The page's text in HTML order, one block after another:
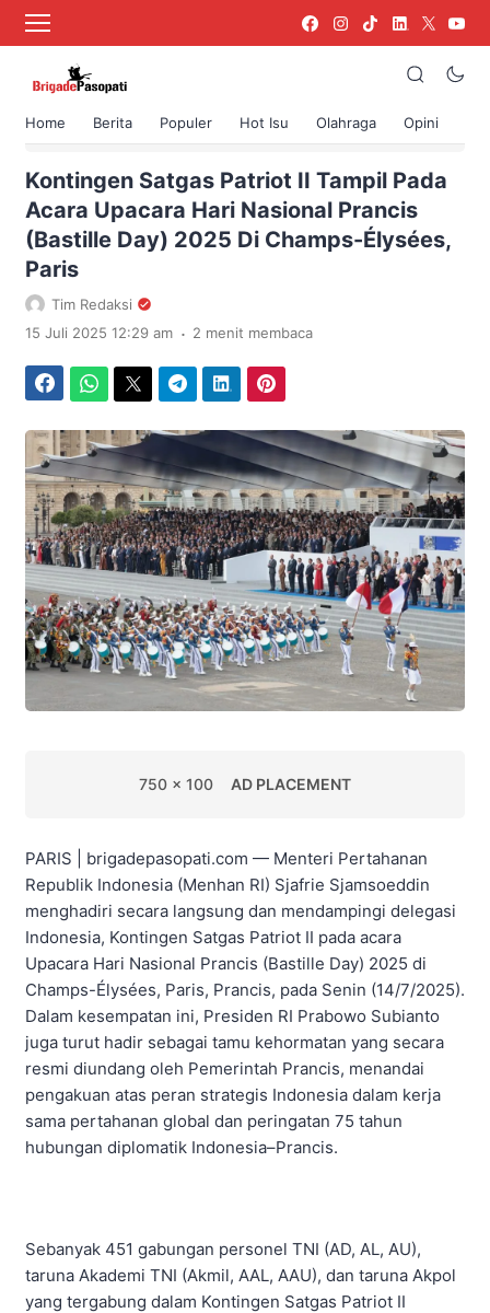
Home Berita Populer Hot Isu Olahraga Opini
›
Kontingen Satgas Patriot II Tampil Pada
Acara Upacara Hari Nasional Prancis
(Bastille Day) 2025 Di Champs-Élysées,
Paris
Tim Redaksi
15 Juli 2025 12:29 am . 2 menit membaca
750 x 100 AD PLACEMENT
PARIS | brigadepasopati.com — Menteri Pertahanan
Republik Indonesia (Menhan RI) Sjafrie Sjamsoeddin
menghadiri secara langsung dan mendampingi delegasi
Indonesia, Kontingen Satgas Patriot II pada acara
Upacara Hari Nasional Prancis (Bastille Day) 2025 di
Champs-Élysées, Paris, Prancis, pada Senin (14/7/2025).
Dalam kesempatan ini, Presiden RI Prabowo Subianto
juga turut hadir sebagai tamu kehormatan yang secara
resmi diundang oleh Pemerintah Prancis, menandai
pengakuan atas peran strategis Indonesia dalam kerja
sama pertahanan global dan peringatan 75 tahun
hubungan diplomatik Indonesia–Prancis.
Sebanyak 451 gabungan personel TNI (AD, AL, AU),
taruna Akademi TNI (Akmil, AAL, AAU), dan taruna Akpol
yang tergabung dalam Kontingen Satgas Patriot II